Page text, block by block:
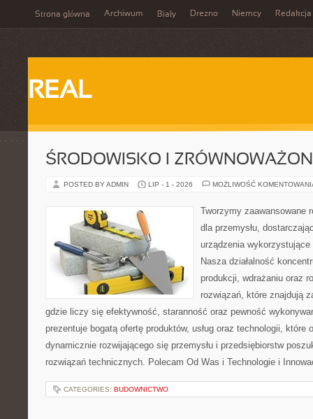
Strona główna Archiwum Biały Drezno Niemcy Redakcja
REAL
ŚRODOWISKO I
POSTED BY ADMIN LIP - 1 - 2026 MOŻLIWOŚĆ
Tworzymy zaawansowane
dla przemysłu,
urządzenia
Nasza działalność
produkcji, wdrażaniu oraz
rozwiązań, które znajdują
gdzie liczy się efektywność, staranność oraz pewność
prezentuje bogatą ofertę produktów, usług oraz technologii, które
dynamicznie rozwijającego się przemysłu i przedsiębiorstw
rozwiązań technicznych. Polecam Od Was i Technologie i
CATEGORIES: BUDOWNICTWO